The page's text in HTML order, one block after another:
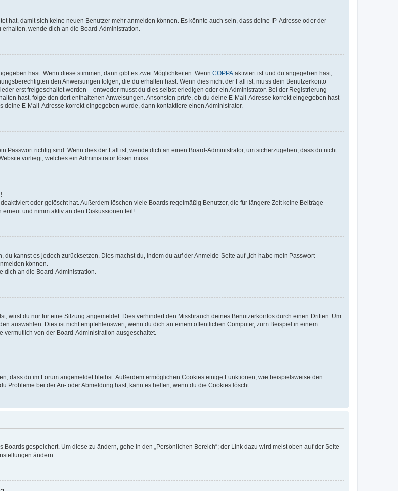
hat, damit sich keine neuen Benutzer mehr anmelden können. Es könnte auch sein, dass deine IP-Adresse oder der
wende dich an die Board-Administration.
hast. Wenn diese stimmen, dann gibt es zwei Möglichkeiten. Wenn COPPA aktiviert ist und du angegeben hast,
den Anweisungen folgen, die du erhalten hast. Wenn dies nicht der Fall ist, muss dein Benutzerkonto
erst freigeschaltet werden – entweder musst du dies selbst erledigen oder ein Administrator. Bei der Registrierung
hast, folge den dort enthaltenen Anweisungen. Ansonsten prüfe, ob du deine E-Mail-Adresse korrekt eingegeben hast
E-Mail-Adresse korrekt eingegeben wurde, dann kontaktiere einen Administrator.
Passwort richtig sind. Wenn dies der Fall ist, wende dich an einen Board-Administrator, um sicherzugehen, dass du nicht
vorliegt, welches ein Administrator lösen muss.
oder gelöscht hat. Außerdem löschen viele Boards regelmäßig Benutzer, die für längere Zeit keine Beiträge
und nimm aktiv an den Diskussionen teil!
kannst es jedoch zurücksetzen. Dies machst du, indem du auf der Anmelde-Seite auf „Ich habe mein Passwort
können.
dich an die Board-Administration.
wirst du nur für eine Sitzung angemeldet. Dies verhindert den Missbrauch deines Benutzerkontos durch einen Dritten. Um
auswählen. Dies ist nicht empfehlenswert, wenn du dich an einem öffentlichen Computer, zum Beispiel in einem
vermutlich von der Board-Administration ausgeschaltet.
dass du im Forum angemeldet bleibst. Außerdem ermöglichen Cookies einige Funktionen, wie beispielsweise den
Probleme bei der An- oder Abmeldung hast, kann es helfen, wenn du die Cookies löscht.
gespeichert. Um diese zu ändern, gehe in den „Persönlichen Bereich“; der Link dazu wird meist oben auf der Seite
ändern.